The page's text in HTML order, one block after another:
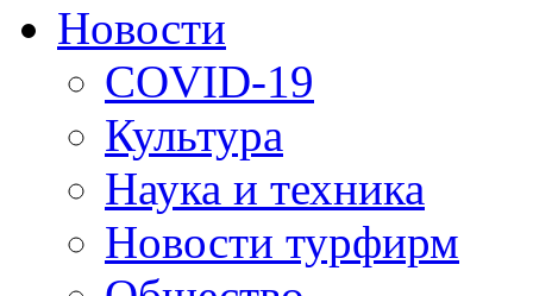
Новости
COVID-19
Культура
Наука и техника
Новости турфирм